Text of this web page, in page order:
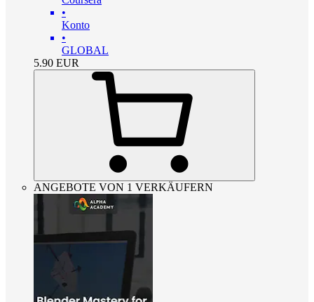
•
Konto
•
GLOBAL
5.90 EUR
ANGEBOTE VON 1 VERKÄUFERN